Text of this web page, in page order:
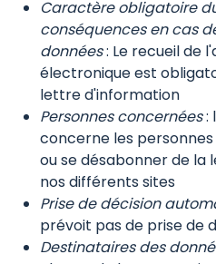
Caractère obligatoire
conséquences en cas
données: Le recueil de
électronique est
lettre d'information
Personnes concernées:
concerne les
ou se désabonner de
nos différents sites
Prise de décision
prévoit pas de prise de
Destinataires des